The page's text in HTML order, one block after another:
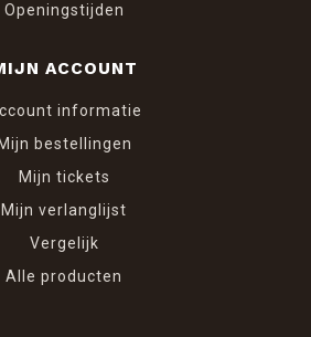
Openingstijden
ACCOUNT
informatie
Mijn bestellingen
Mijn tickets
Mijn verlanglijst
Vergelijk
Alle producten